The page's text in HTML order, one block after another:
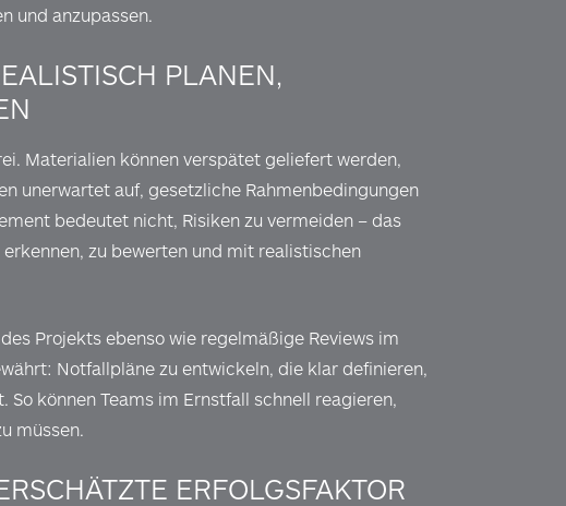
und anzupassen.
PLANEN,
Materialien können verspätet geliefert werden,
unerwartet auf, gesetzliche Rahmenbedingungen
bedeutet nicht, Risiken zu vermeiden – das
zu bewerten und mit realistischen
Projekts ebenso wie regelmäßige Reviews im
Notfallpläne zu entwickeln, die klar definieren,
können Teams im Ernstfall schnell reagieren,
müssen.
ERFOLGSFAKTOR